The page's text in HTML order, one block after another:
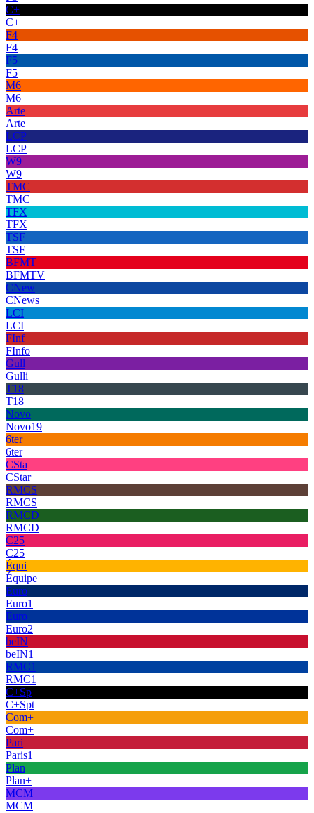
C+
C+
F4
F4
F5
F5
M6
M6
Arte
Arte
LCP
LCP
W9
W9
TMC
TMC
TFX
TFX
TSF
TSF
BFMT
BFMTV
CNew
CNews
LCI
LCI
FInf
FInfo
Gull
Gulli
T18
T18
Novo
Novo19
6ter
6ter
CSta
CStar
RMCS
RMCS
RMCD
RMCD
C25
C25
Équi
Équipe
Euro
Euro1
Euro
Euro2
beIN
beIN1
RMC1
RMC1
C+Sp
C+Spt
Com+
Com+
Pari
Paris1
Plan
Plan+
MCM
MCM